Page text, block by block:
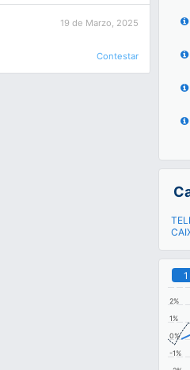
19 de Marzo, 2025
Contestar
-1%
0%
1%
2%